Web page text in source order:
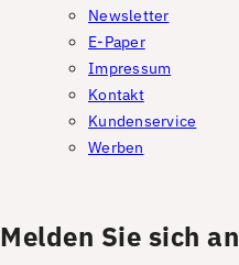
Newsletter
E-Paper
Impressum
Kontakt
Kundenservice
Werben
Melden Sie sich an